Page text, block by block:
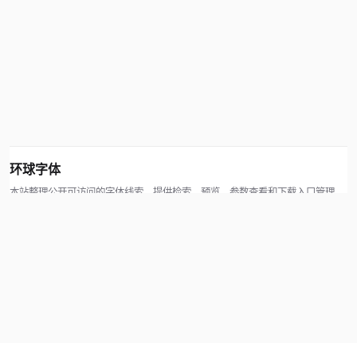
环球字体
本站整理公开可访问的字体线索，提供检索、预览、参数查看和下载入口管理。